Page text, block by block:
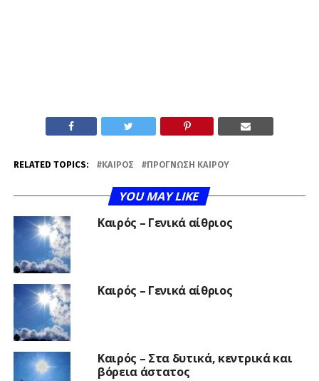
RELATED TOPICS: ΚΑΙΡΌΣ ΠΡΌΓΝΩΣΗ ΚΑΙΡΟΎ
YOU MAY LIKE
Καιρός – Γενικά αίθριος
Καιρός – Γενικά αίθριος
Καιρός – Στα δυτικά, κεντρικά και
βόρεια άστατος